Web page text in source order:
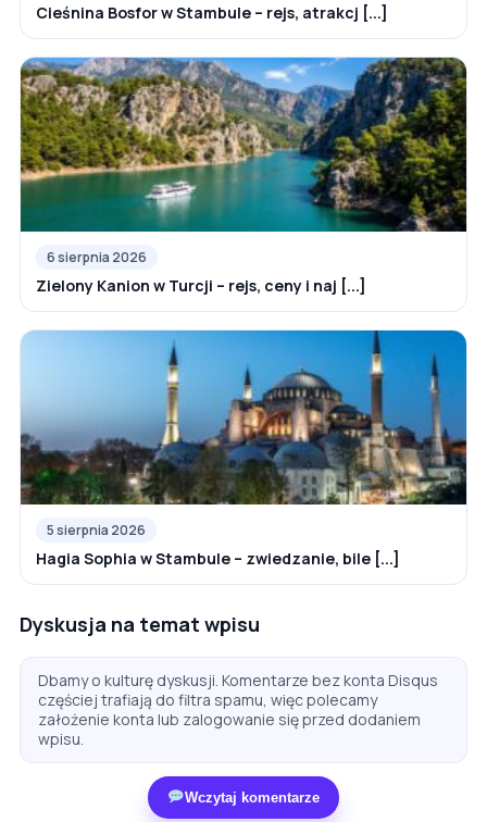
Cieśnina Bosfor w Stambule – rejs, atrakcj [...]
6 sierpnia 2026
Zielony Kanion w Turcji – rejs, ceny i naj [...]
5 sierpnia 2026
Hagia Sophia w Stambule – zwiedzanie, bile [...]
Dyskusja na temat wpisu
Dbamy o kulturę dyskusji. Komentarze bez konta Disqus
częściej trafiają do filtra spamu, więc polecamy
założenie konta lub zalogowanie się przed dodaniem
wpisu.
Wczytaj komentarze